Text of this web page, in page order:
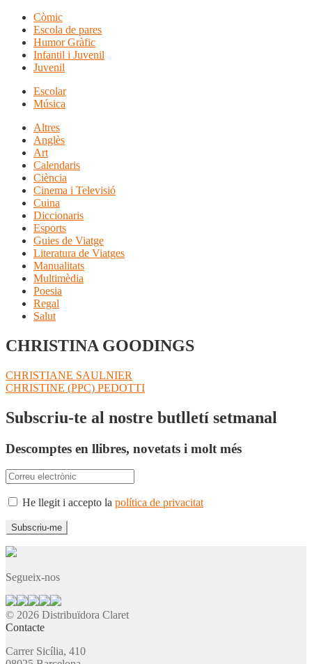
Còmic
Escola de pares
Humor Gràfic
Infantil i Juvenil
Juvenil
Escolar
Música
Altres
Anglès
Art
Calendaris
Ciència
Cinema i Televisió
Cuina
Diccionaris
Esports
Guies de Viatge
Literatura de Viatges
Manualitats
Multimèdia
Poesia
Regal
Salut
CHRISTINA GOODINGS
Navegació
d'entrades
Entrada
anterior:
CHRISTIANE SAULNIER
Pròxima
CHRISTINE (PPC) PEDOTTI
Subscriu-te al nostre butlletí setmanal
Descomptes en llibres, novetats i molt més
He llegit i accepto la política de privacitat
Segueix-nos
© 2026 Distribuïdora Claret
Contacte
Carrer Sicília, 410